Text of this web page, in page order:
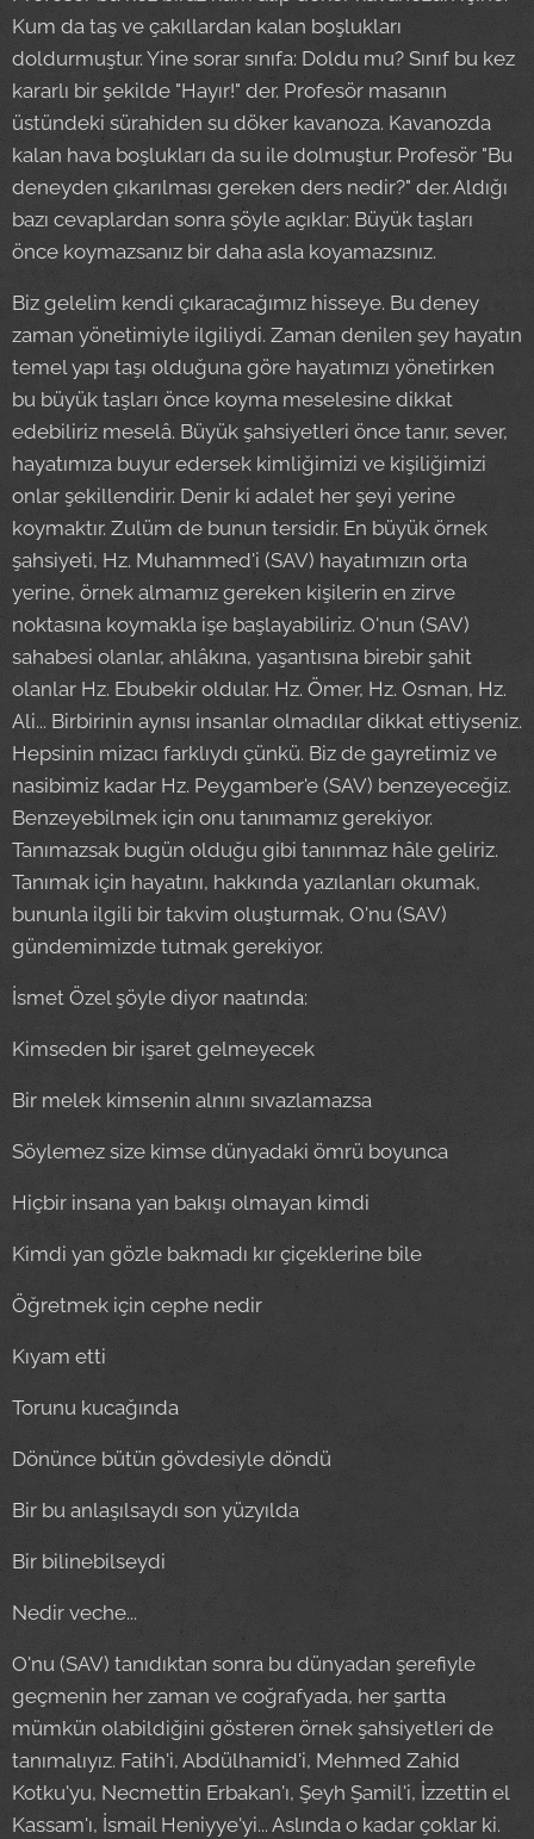
Kum da taş ve çakıllardan kalan boşlukları
doldurmuştur. Yine sorar sınıfa: Doldu mu? Sınıf bu kez
kararlı bir şekilde "Hayır!" der. Profesör masanın
üstündeki sürahiden su döker kavanoza. Kavanozda
kalan hava boşlukları da su ile dolmuştur. Profesör "Bu
deneyden çıkarılması gereken ders nedir?" der. Aldığı
bazı cevaplardan sonra şöyle açıklar: Büyük taşları
önce koymazsanız bir daha asla koyamazsınız.
Biz gelelim kendi çıkaracağımız hisseye. Bu deney
zaman yönetimiyle ilgiliydi. Zaman denilen şey hayatın
temel yapı taşı olduğuna göre hayatımızı yönetirken
bu büyük taşları önce koyma meselesine dikkat
edebiliriz meselâ. Büyük şahsiyetleri önce tanır, sever,
hayatımıza buyur edersek kimliğimizi ve kişiliğimizi
onlar şekillendirir. Denir ki adalet her şeyi yerine
koymaktır. Zulüm de bunun tersidir. En büyük örnek
şahsiyeti, Hz. Muhammed'i (SAV) hayatımızın orta
yerine, örnek almamız gereken kişilerin en zirve
noktasına koymakla işe başlayabiliriz. O'nun (SAV)
sahabesi olanlar, ahlâkına, yaşantısına birebir şahit
olanlar Hz. Ebubekir oldular. Hz. Ömer, Hz. Osman, Hz.
Ali... Birbirinin aynısı insanlar olmadılar dikkat ettiyseniz.
Hepsinin mizacı farklıydı çünkü. Biz de gayretimiz ve
nasibimiz kadar Hz. Peygamber'e (SAV) benzeyeceğiz.
Benzeyebilmek için onu tanımamız gerekiyor.
Tanımazsak bugün olduğu gibi tanınmaz hâle geliriz.
Tanımak için hayatını, hakkında yazılanları okumak,
bununla ilgili bir takvim oluşturmak, O'nu (SAV)
gündemimizde tutmak gerekiyor.
İsmet Özel şöyle diyor naatında:
Kimseden bir işaret gelmeyecek
Bir melek kimsenin alnını sıvazlamazsa
Söylemez size kimse dünyadaki ömrü boyunca
Hiçbir insana yan bakışı olmayan kimdi
Kimdi yan gözle bakmadı kır çiçeklerine bile
Öğretmek için cephe nedir
Kıyam etti
Torunu kucağında
Dönünce bütün gövdesiyle döndü
Bir bu anlaşılsaydı son yüzyılda
Bir bilinebilseydi
Nedir veche...
O'nu (SAV) tanıdıktan sonra bu dünyadan şerefiyle
geçmenin her zaman ve coğrafyada, her şartta
mümkün olabildiğini gösteren örnek şahsiyetleri de
tanımalıyız. Fatih'i, Abdülhamid'i, Mehmed Zahid
Kotku'yu, Necmettin Erbakan'ı, Şeyh Şamil'i, İzzettin el
Kassam'ı, İsmail Heniyye'yi... Aslında o kadar çoklar ki.